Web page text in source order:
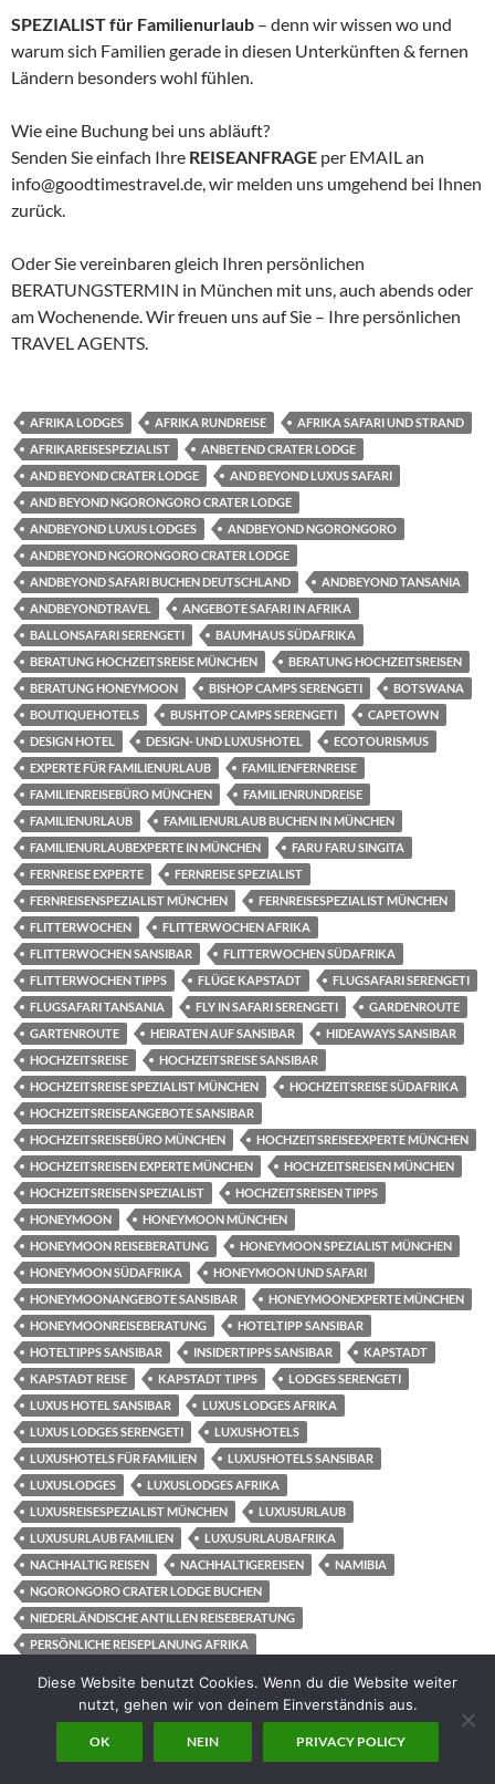
SPEZIALIST für Familienurlaub – denn wir wissen wo und
warum sich Familien gerade in diesen Unterkünften & fernen
Ländern besonders wohl fühlen.
Wie eine Buchung bei uns abläuft?
Senden Sie einfach Ihre REISEANFRAGE per EMAIL an
info@goodtimestravel.de, wir melden uns umgehend bei Ihnen
zurück.
Oder Sie vereinbaren gleich Ihren persönlichen
BERATUNGSTERMIN in München mit uns, auch abends oder
am Wochenende. Wir freuen uns auf Sie – Ihre persönlichen
TRAVEL AGENTS.
AFRIKA LODGES AFRIKA RUNDREISE
AFRIKA SAFARI UND STRAND
AFRIKAREISESPEZIALIST
ANBETEND CRATER LODGE
AND BEYOND CRATER LODGE
AND BEYOND LUXUS SAFARI
AND BEYOND NGORONGORO CRATER LODGE
ANDBEYOND LUXUS LODGES
ANDBEYOND NGORONGORO
ANDBEYOND NGORONGORO CRATER LODGE
ANDBEYOND SAFARI BUCHEN DEUTSCHLAND
ANDBEYOND TANSANIA
ANDBEYONDTRAVEL
ANGEBOTE SAFARI IN AFRIKA
BALLONSAFARI SERENGETI
BAUMHAUS SÜDAFRIKA
BERATUNG HOCHZEITSREISE MÜNCHEN
BERATUNG HOCHZEITSREISEN
BERATUNG HONEYMOON
BISHOP CAMPS SERENGETI
BOTSWANA
BOUTIQUEHOTELS
BUSHTOP CAMPS SERENGETI
CAPETOWN
DESIGN HOTEL
DESIGN- UND LUXUSHOTEL
ECOTOURISMUS
EXPERTE FÜR FAMILIENURLAUB
FAMILIENFERNREISE
FAMILIENREISEBÜRO MÜNCHEN
FAMILIENRUNDREISE
FAMILIENURLAUB
FAMILIENURLAUB BUCHEN IN MÜNCHEN
FAMILIENURLAUBEXPERTE IN MÜNCHEN
FARU FARU SINGITA
FERNREISE EXPERTE
FERNREISE SPEZIALIST
FERNREISENSPEZIALIST MÜNCHEN
FERNREISESPEZIALIST MÜNCHEN
FLITTERWOCHEN
FLITTERWOCHEN AFRIKA
FLITTERWOCHEN SANSIBAR
FLITTERWOCHEN SÜDAFRIKA
FLITTERWOCHEN TIPPS
FLÜGE KAPSTADT
FLUGSAFARI SERENGETI
FLUGSAFARI TANSANIA
FLY IN SAFARI SERENGETI
GARDENROUTE
GARTENROUTE
HEIRATEN AUF SANSIBAR
HIDEAWAYS SANSIBAR
HOCHZEITSREISE
HOCHZEITSREISE SANSIBAR
HOCHZEITSREISE SPEZIALIST MÜNCHEN
HOCHZEITSREISE SÜDAFRIKA
HOCHZEITSREISEANGEBOTE SANSIBAR
HOCHZEITSREISEBÜRO MÜNCHEN
HOCHZEITSREISEEXPERTE MÜNCHEN
HOCHZEITSREISEN EXPERTE MÜNCHEN
HOCHZEITSREISEN MÜNCHEN
HOCHZEITSREISEN SPEZIALIST
HOCHZEITSREISEN TIPPS
HONEYMOON
HONEYMOON MÜNCHEN
HONEYMOON REISEBERATUNG
HONEYMOON SPEZIALIST MÜNCHEN
HONEYMOON SÜDAFRIKA
HONEYMOON UND SAFARI
HONEYMOONANGEBOTE SANSIBAR
HONEYMOONEXPERTE MÜNCHEN
HONEYMOONREISEBERATUNG
HOTELTIPP SANSIBAR
HOTELTIPPS SANSIBAR
INSIDERTIPPS SANSIBAR
KAPSTADT
KAPSTADT REISE
KAPSTADT TIPPS
LODGES SERENGETI
LUXUS HOTEL SANSIBAR
LUXUS LODGES AFRIKA
LUXUS LODGES SERENGETI
LUXUSHOTELS
LUXUSHOTELS FÜR FAMILIEN
LUXUSHOTELS SANSIBAR
LUXUSLODGES
LUXUSLODGES AFRIKA
LUXUSREISESPEZIALIST MÜNCHEN
LUXUSURLAUB
LUXUSURLAUB FAMILIEN
LUXUSURLAUBAFRIKA
NACHHALTIG REISEN
NACHHALTIGEREISEN
NAMIBIA
NGORONGORO CRATER LODGE BUCHEN
NIEDERLÄNDISCHE ANTILLEN REISEBERATUNG
PERSÖNLICHE REISEPLANUNG AFRIKA
PRIVAT GEFÜHRTE SAFARI TANSANIA
REISEBERATUNG FLITTERWOCHEN
REISEBERATUNG KAPSTADT
REISEBERATUNG MÜNCHEN
REISEBERATUNG SANSIBAR
REISEBERATUNG SÜDAFRIKA
Diese Website benutzt Cookies. Wenn du die Website weiter
nutzt, gehen wir von deinem Einverständnis aus.
OK NEIN PRIVACY POLICY